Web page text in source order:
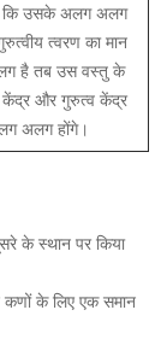
कि उसके अलग अलग
त्वरण का मान
है तब उस वस्तु के
केंद्र और गुरुत्व केंद्र
अलग होंगे।
के स्थान पर किया
कणों के लिए एक समान